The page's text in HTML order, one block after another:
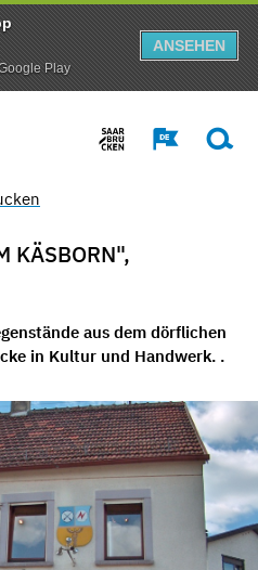
Play
ANSEHEN
KÄSBORN",
aus dem dörflichen
in Kultur und Handwerk. .